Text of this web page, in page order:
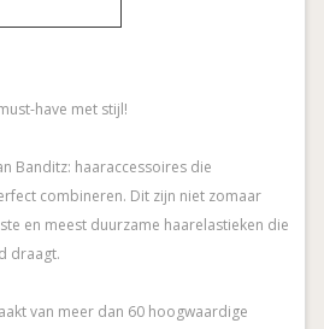
have met stijl!
Banditz: haaraccessoires die
combineren. Dit zijn niet zomaar
en meest duurzame haarelastieken die
draagt.
van meer dan 60 hoogwaardige